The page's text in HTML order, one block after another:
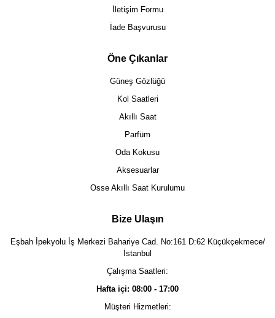
İletişim Formu
İade Başvurusu
Öne Çıkanlar
Güneş Gözlüğü
Kol Saatleri
Akıllı Saat
Parfüm
Oda Kokusu
Aksesuarlar
Osse Akıllı Saat Kurulumu
Bize Ulaşın
Eşbah İpekyolu İş Merkezi Bahariye Cad. No:161 D:62 Küçükçekmece/
İstanbul
Çalışma Saatleri:
Hafta içi: 08:00 - 17:00
Müşteri Hizmetleri: